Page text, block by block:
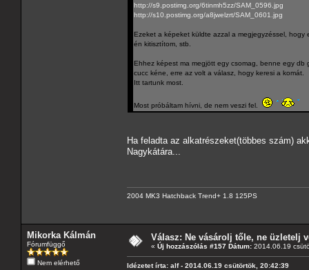
http://s9.postimg.org/6tinmh5zz/SAM_0596.jpg
http://s10.postimg.org/a8jwelzrt/SAM_0601.jpg
Ezeket a képeket küldte azzal a megjegyzéssel,
én kitisztítom, stb.
Ehhez képest ma megjött egy csomag, benne egy
cucc kéne, erre az volt a válasz, hogy keresi a komát.
Itt tartunk most.
Most próbáltam hívni, de nem veszi fel.
Ha feladta az alkatrészeket(többes szám)
Nagykátára...
2004 MK3 Hatchback Trend+ 1.8 125PS
Mikorka Kálmán
Fórumfüggő
Nem elérhető
Válasz: Ne vásárolj tőle, ne üzletelj
« Új hozzászólás #157 Dátum: 2014.06.19
Idézetet írta: alf - 2014.06.19 csütörtök, 20:42:39